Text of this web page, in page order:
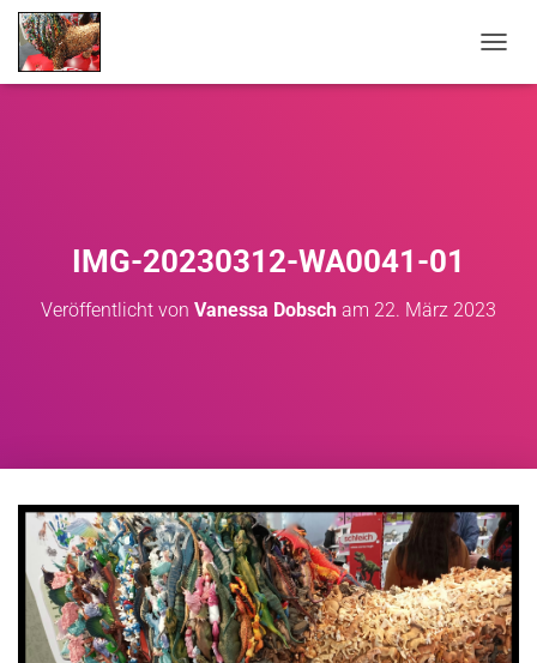
IMG-20230312-WA0041-01
Veröffentlicht von Vanessa Dobsch am 22. März 2023